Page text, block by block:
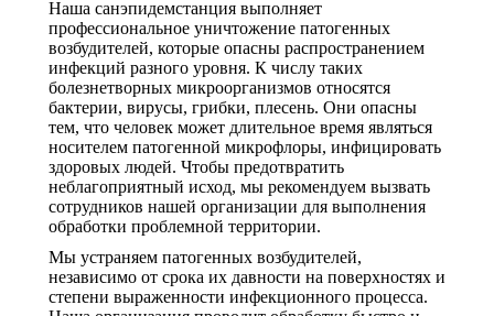
Наша санэпидемстанция выполняет
профессиональное уничтожение патогенных
возбудителей, которые опасны распространением
инфекций разного уровня. К числу таких
болезнетворных микроорганизмов относятся
бактерии, вирусы, грибки, плесень. Они опасны
тем, что человек может длительное время являться
носителем патогенной микрофлоры, инфицировать
здоровых людей. Чтобы предотвратить
неблагоприятный исход, мы рекомендуем вызвать
сотрудников нашей организации для выполнения
обработки проблемной территории.
Мы устраняем патогенных возбудителей,
независимо от срока их давности на поверхностях и
степени выраженности инфекционного процесса.